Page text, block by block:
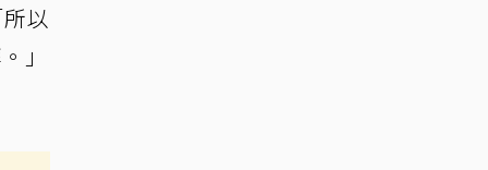
以
」